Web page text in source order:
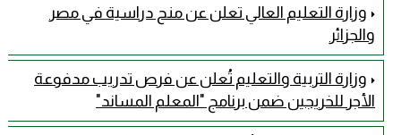
وزارة التعليم العالي تعلن عن منح دراسية في مصر
والجزائر
وزارة التربية والتعليم تُعلن عن فرص تدريب مدفوعة
الأجر للخريجين ضمن برنامج "المعلم المساند"